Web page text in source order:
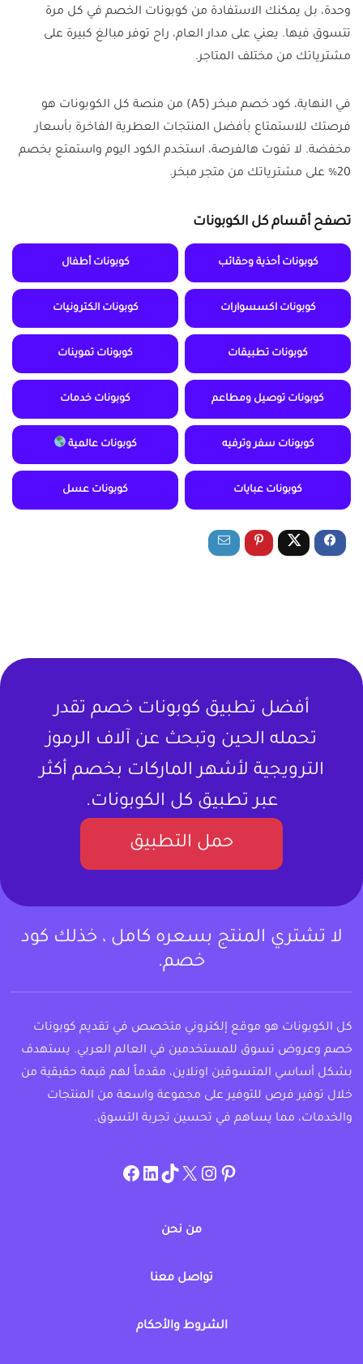
وحدة، بل يمكنك الاستفادة من كوبونات الخصم في كل مرة
تتسوق فيها. يعني على مدار العام، راح توفر مبالغ كبيرة على
مشترياتك من مختلف المتاجر.
في النهاية، كود خصم مبخر (A5) من منصة كل الكوبونات هو
فرصتك للاستمتاع بأفضل المنتجات العطرية الفاخرة بأسعار
مخفضة. لا تفوت هالفرصة، استخدم الكود اليوم واستمتع بخصم
20% على مشترياتك من متجر مبخر.
تصفح أقسام كل الكوبونات
كوبونات أحذية وحقائب كوبونات أطفال
كوبونات اكسسوارات كوبونات الكترونيات
كوبونات تطبيقات كوبونات تموينات
كوبونات توصيل ومطاعم كوبونات خدمات
كوبونات سفر وترفيه كوبونات عالمية
كوبونات عبايات كوبونات عسل
أفضل تطبيق كوبونات خصم تقدر
تحمله الحين وتبحث عن آلاف الرموز
الترويجية لأشهر الماركات بخصم أكثر
عبر تطبيق كل الكوبونات.
حمل التطبيق
لا تشتري المنتج بسعره كامل ، خذلك كود
خصم.
كل الكوبونات هو موقع إلكتروني متخصص في تقديم كوبونات
خصم وعروض تسوق للمستخدمين في العالم العربي. يستهدف
بشكل أساسي المتسوقين اونلاين، مقدماً لهم قيمة حقيقية من
خلال توفير فرص للتوفير على مجموعة واسعة من المنتجات
والخدمات، مما يساهم في تحسين تجربة التسوق.
pinterest
allcouponat
twitter
TikTok
linkedin
facebook
من نحن
تواصل معنا
الشروط والأحكام